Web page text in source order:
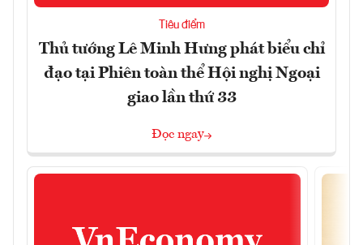
Tiêu điểm
Thủ tướng Lê Minh Hưng phát biểu chỉ
đạo tại Phiên toàn thể Hội nghị Ngoại
giao lần thứ 33
Đọc ngay